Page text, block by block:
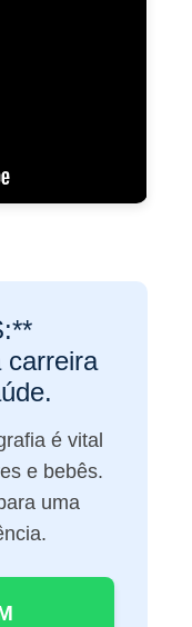
carreira
é vital
e bebês.
uma